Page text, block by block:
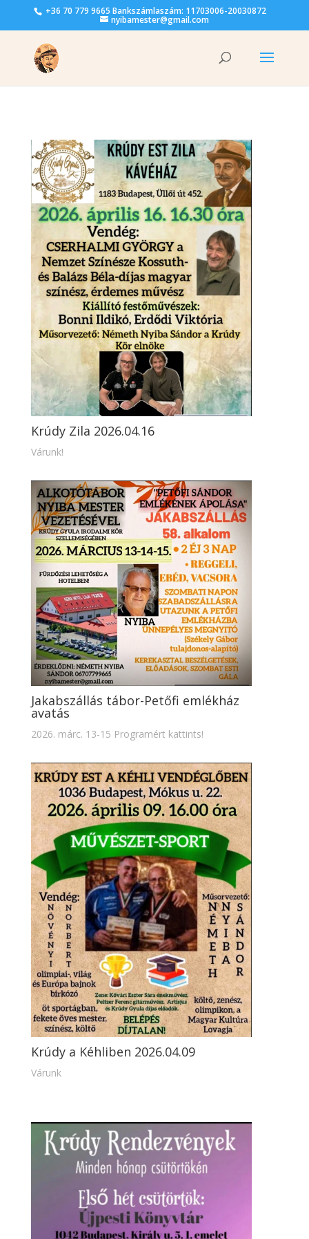
+36 70 779 9665 Bankszámlaszám: 11703006-20030872
nyibamester@gmail.com
Krúdy Zila 2026.04.16
Várunk!
Jakabszállás tábor-Petőfi emlékház
avatás
2026. márc. 13-15 Programért kattints!
Krúdy a Kéhliben 2026.04.09
Várunk